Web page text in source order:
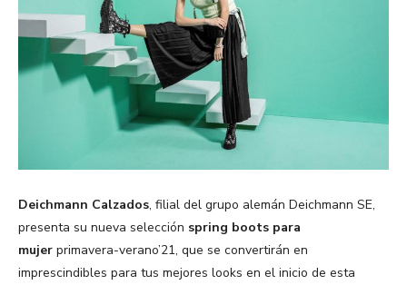
Deichmann Calzados, filial del grupo alemán Deichmann SE,
presenta su nueva selección spring boots para
mujer primavera-verano’21, que se convertirán en
imprescindibles para tus mejores looks en el inicio de esta